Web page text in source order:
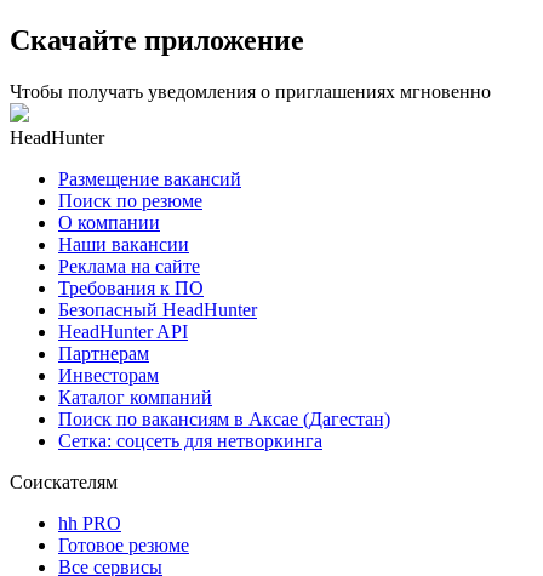
Скачайте приложение
Чтобы получать уведомления о приглашениях мгновенно
HeadHunter
Размещение вакансий
Поиск по резюме
О компании
Наши вакансии
Реклама на сайте
Требования к ПО
Безопасный HeadHunter
HeadHunter API
Партнерам
Инвесторам
Каталог компаний
Поиск по вакансиям в Аксае (Дагестан)
Сетка: соцсеть для нетворкинга
Соискателям
hh PRO
Готовое резюме
Все сервисы